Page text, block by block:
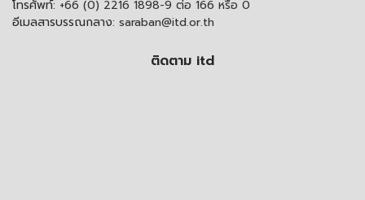
โทรศัพท์: +66 (0) 2216 1898-9 ต่อ 166 หรือ 0
อีเมลสารบรรณกลาง: saraban@itd.or.th
ติดตาม itd